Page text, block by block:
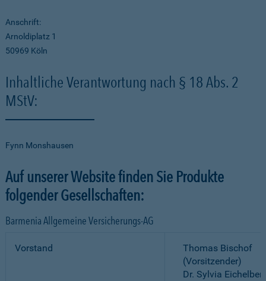
Anschrift:
Arnoldiplatz 1
50969 Köln
Inhaltliche Verantwortung nach § 18 Abs. 2
MStV:
Fynn Monshausen
Auf unserer Website finden Sie Produkte
folgender Gesellschaften:
Barmenia Allgemeine Versicherungs-AG
Vorstand
Thomas Bischof
(Vorsitzender)
Dr. Sylvia